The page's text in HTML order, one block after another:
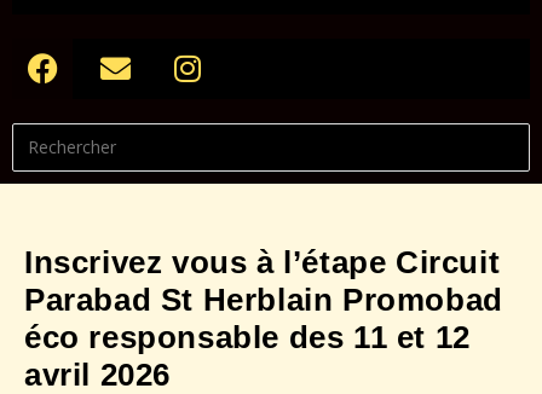
Inscrivez vous à l’étape Circuit
Parabad St Herblain Promobad
éco responsable des 11 et 12
avril 2026